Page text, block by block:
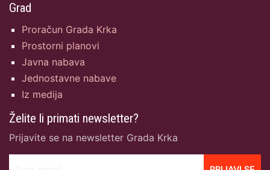
Grad
Proračun Grada Krka
Prostorni planovi
Javna nabava
Jednostavne nabave
Iz medija
Želite li primati newsletter?
Prijavite se na newsletter Grada Krka